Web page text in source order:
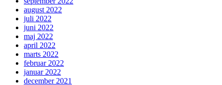
august 2022
juli 2022
juni 2022
maj 2022
april 2022
marts 2022
februar 2022
januar 2022
december 2021